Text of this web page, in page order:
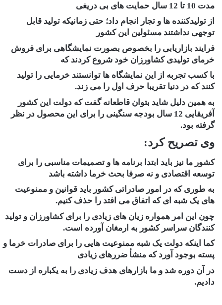
مدت 10 تا 12 سال حمایت های بی دریغی
از تولیدکننده ها و تجار انجام داد؛ حتی زمانیکه تولید قابل
توجهی نداشتند مسئولین این کشور
فرایند بازاریابی را بخصوص بصورت نمایشگاهی برای فروش
خرمای تولیدی کشاورزان خود شروع کردند که
با کسب تجربه از این نمایشگاه ها توانستند خرمایی را تولید
کنند که در دنیا تقریبا حرف اول را می زند.
به همین دلیل شاید بتوان قاطعانه گفت که دولت این کشور
آفریقایی 12 سال بودجه سنگینی را برای این محصول در نظر
گرفته بود.
وی تصریح کرد:
کشور ما نیز باید ابتدا برنامه ها و تصمیمات مناسبی را برای
توسعه اقتصادی و نه صرفا بحث خرما داشته باشد
به طوری که در امور صادراتی کشور باید قوانین و ممنوعیت
های یک شبه ای که اتفاق می افتد را حذف کنیم.
چون این امر همواره زیان های زیادی را برای کشاورزان و تولید
کنندگان سراسر کشور به ارمغان آورده است.
کما اینکه دولت یک شبه ممنوعیت هایی را برای صادرات خرما و
پسته بوجود آورد که منشأ ضررهای زیادی
در آن دوره شد و ما بازارهای هدف زیادی را به یکباره از دست
دادیم.